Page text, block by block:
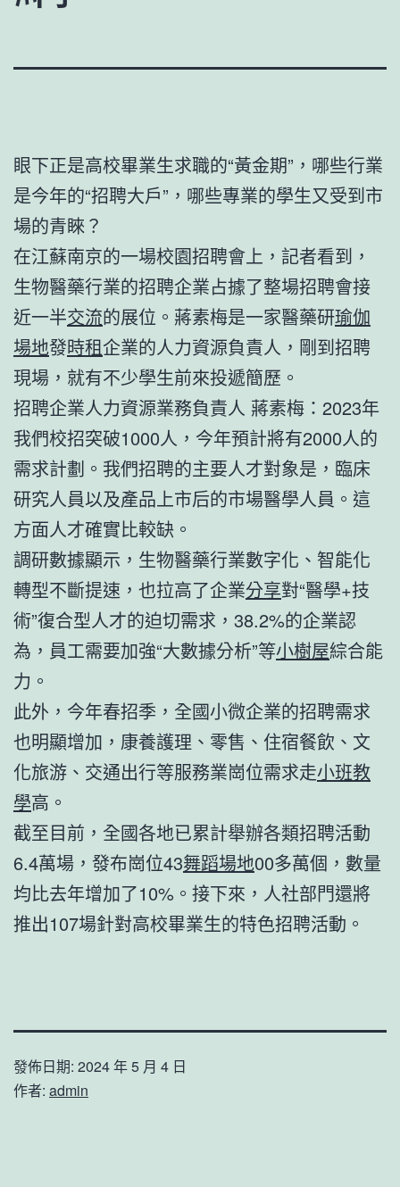
眼下正是高校畢業生求職的“黃金期”，哪些行業
是今年的“招聘大戶”，哪些專業的學生又受到市
場的青睞？
在江蘇南京的一場校園招聘會上，記者看到，
生物醫藥行業的招聘企業占據了整場招聘會接
近一半交流的展位。蔣素梅是一家醫藥研瑜伽
場地發時租企業的人力資源負責人，剛到招聘
現場，就有不少學生前來投遞簡歷。
招聘企業人力資源業務負責人 蔣素梅：2023年
我們校招突破1000人，今年預計將有2000人的
需求計劃。我們招聘的主要人才對象是，臨床
研究人員以及產品上市后的市場醫學人員。這
方面人才確實比較缺。
調研數據顯示，生物醫藥行業數字化、智能化
轉型不斷提速，也拉高了企業分享對“醫學+技
術”復合型人才的迫切需求，38.2%的企業認
為，員工需要加強“大數據分析”等小樹屋綜合能
力。
此外，今年春招季，全國小微企業的招聘需求
也明顯增加，康養護理、零售、住宿餐飲、文
化旅游、交通出行等服務業崗位需求走小班教
學高。
截至目前，全國各地已累計舉辦各類招聘活動
6.4萬場，發布崗位43舞蹈場地00多萬個，數量
均比去年增加了10%。接下來，人社部門還將
推出107場針對高校畢業生的特色招聘活動。
發佈日期: 2024 年 5 月 4 日
作者: admin